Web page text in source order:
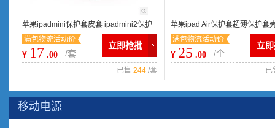
苹果ipadmini保护套皮套 ipadmini2保护
套 小清新风格 厂家促销
满包物流活动价
¥ 17 .00 /套
立即抢批
已售 244 /套
苹果ipad Air保护套超薄保护套
套ipadair带休眠外壳韩国
满包物流活动价
¥ 25 .00 /个
立
移动电源